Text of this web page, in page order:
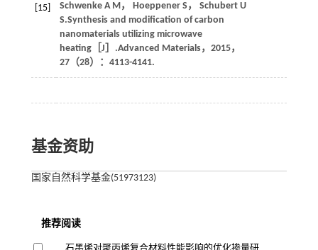
[15] Schwenke A M， Hoeppener S ， Schubert U
S.Synthesis and modification of carbon
nanomaterials utilizing microwave
heating［J］.Advanced Materials， 2015，
27（28）：4113-4141.
基金资助
国家自然科学基金(51973123)